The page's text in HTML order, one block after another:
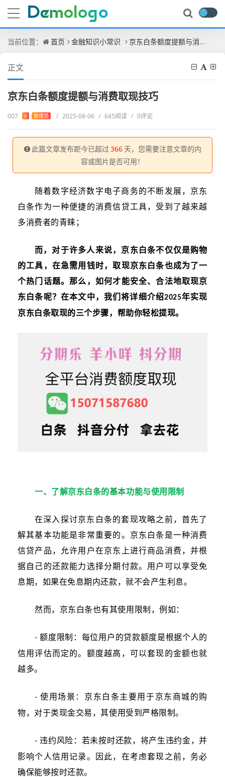
当前位置： 首页 金融知识小常识 京东白条额度提额与消费取现技巧
正文
京东白条额度提额与消费取现技巧
007 V 管理员 / 2025-08-06 / 645阅读 / 0评论
此篇文章发布距今已超过 366 天，您需要注意文章的内
容或图片是否可用！
随着数字经济数字电子商务的不断发展，京东
白条作为一种便捷的消费信贷工具，受到了越来越
多消费者的青睐；
而，对于许多人来说，京东白条不仅仅是购物
的工具，在急需用钱时，取现京东白条也成为了一
个热门话题。那么，如何才能安全、合法地取现京
东白条呢？在本文中，我们将详细介绍2025年实现
京东白条取现的三个步骤，帮助你轻松提现。
一、了解京东白条的基本功能与使用限制
在深入探讨京东白条的套现攻略之前，首先了
解其基本功能是非常重要的。京东白条是一种消费
信贷产品，允许用户在京东上进行商品消费，并根
据自己的还款能力选择分期付款。用户可以享受免
息期，如果在免息期内还款，就不会产生利息。
然而，京东白条也有其使用限制，例如：
-额度限制：每位用户的贷款额度是根据个人的
信用评估而定的。额度越高，可以套现的金额也就
越多。
-使用场景：京东白条主要用于京东商城的购
物，对于类现金交易，其使用受到严格限制。
-违约风险：若未按时还款，将产生违约金，并
影响个人信用记录。因此，在考虑套现之前，务必
确保能够按时还款。